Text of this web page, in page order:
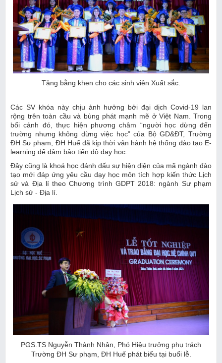
Tặng bằng khen cho các sinh viên Xuất sắc.
Các SV khóa này chịu ảnh hưởng bởi đại dịch Covid-19 lan
rộng trên toàn cầu và bùng phát mạnh mẽ ở Việt Nam. Trong
bối cảnh đó, thực hiện phương châm “người học dừng đến
trường nhưng không dừng việc học” của Bộ GD&ĐT, Trường
ĐH Sư phạm, ĐH Huế đã kịp thời vận hành hệ thống đào tạo E-
learning để đảm bảo tiến độ dạy học.
Đây cũng là khoá học đánh dấu sự hiện diện của mã ngành đào
tạo mới đáp ứng yêu cầu dạy học môn tích hợp kiến thức Lịch
sử và Địa lí theo Chương trình GDPT 2018: ngành Sư phạm
Lịch sử - Địa lí.
PGS.TS Nguyễn Thành Nhân, Phó Hiệu trưởng phụ trách
Trường ĐH Sư phạm, ĐH Huế phát biểu tại buổi lễ.